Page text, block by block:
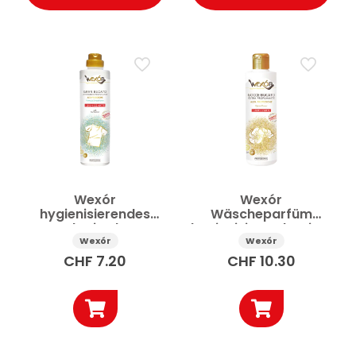
Wexór
hygienisierendes
Waschmittel Gran
Bucato 750 ml
Wexór
CHF 7.20
Wexór
Wäscheparfüm
hygienisierend Opium
Flower 235 ml
Wexór
CHF 10.30